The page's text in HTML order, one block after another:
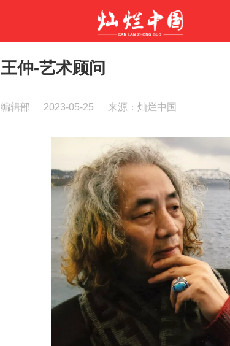
王仲-艺术顾问
编辑部 2023-05-25 来源：灿烂中国